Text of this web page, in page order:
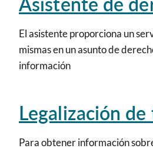
El asistente proporciona un
mismas en un asunto de
información
Legalización
Para obtener información